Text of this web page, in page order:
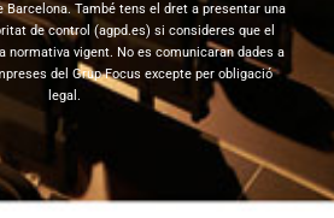
Barcelona. També tens el dret a presentar una
de control (agpd.es) si consideres que el
normativa vigent. No es comunicaran dades a
del Grup Focus excepte per obligació
legal.